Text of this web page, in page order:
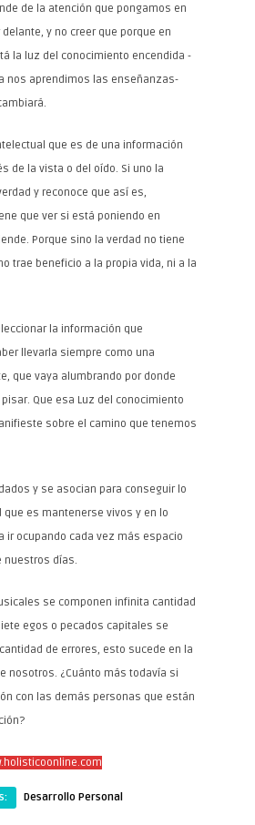
de la atención que pongamos en
y no creer que porque en
la luz del conocimiento encendida -
nos aprendimos las enseñanzas-
que es de una información
de la vista o del oído. Si uno la
y reconoce que así es,
que ver si está poniendo en
Porque sino la verdad no tiene
trae beneficio a la propia vida, ni a la
la información que
llevarla siempre como una
que vaya alumbrando por donde
Que esa Luz del conocimiento
sobre el camino que tenemos
y se asocian para conseguir lo
que es mantenerse vivos y en lo
ir ocupando cada vez más espacio
nuestros días.
se componen infinita cantidad
egos o pecados capitales se
de errores, esto sucede en la
nosotros. ¿Cuánto más todavía si
con las demás personas que están
Desarrollo Personal